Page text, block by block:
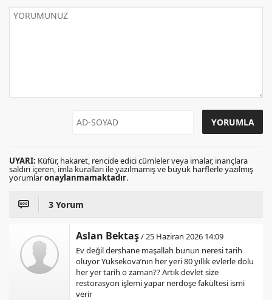
UYARI: Küfür, hakaret, rencide edici cümleler veya imalar, inançlara
saldırı içeren, imla kuralları ile yazılmamış ve büyük harflerle yazılmış
yorumlaronaylanmamaktadır.
3 Yorum
Aslan Bektaş/ 25 Haziran 2026 14:09
Ev değil dershane maşallah bunun neresi tarih
oluyor Yüksekova’nın her yeri 80 yıllık evlerle dolu
her yer tarih o zaman?? Artık devlet size
restorasyon işlemi yapar nerdoşe fakültesi ismi
verir